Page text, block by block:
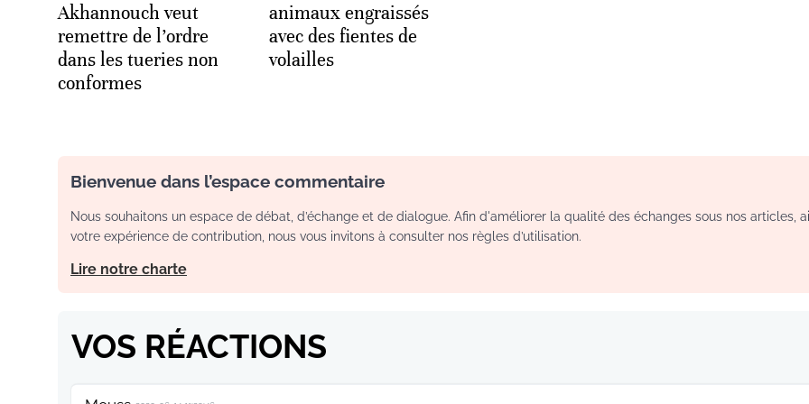
Akhannouch veut
remettre de l’ordre
dans les tueries non
conformes
animaux engraissés
avec des fientes de
volailles
Bienvenue dans l’espace commentaire
Nous souhaitons un espace de débat, d’échange et de dialogue. Afin d'améliorer la qualité des échanges sous nos articles,
votre expérience de contribution, nous vous invitons à consulter nos règles d’utilisation.
Lire notre charte
VOS RÉACTIONS